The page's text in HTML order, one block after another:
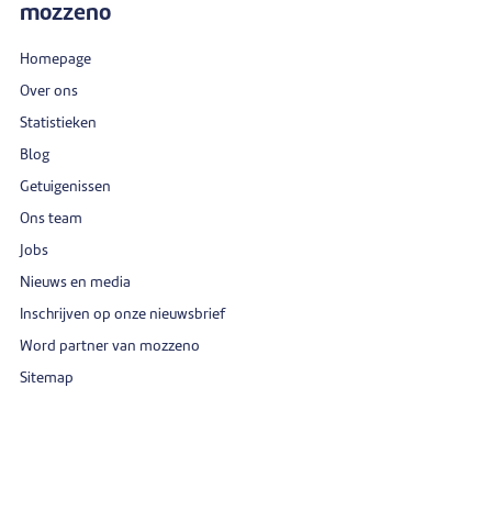
mozzeno
Homepage
Over ons
Statistieken
Blog
Getuigenissen
Ons team
Jobs
Nieuws en media
Inschrijven op onze nieuwsbrief
Word partner van mozzeno
Sitemap